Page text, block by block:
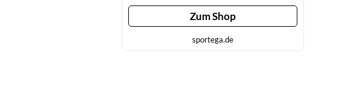
Zum Shop
sportega.de